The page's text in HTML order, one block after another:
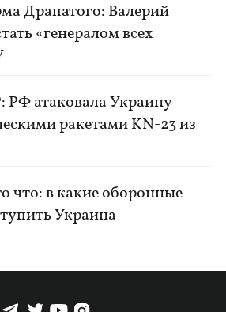
Драпатого: Валерий
«генералом всех
РФ атаковала Украину
ракетами KN-23 из
что: в какие оборонные
Украина